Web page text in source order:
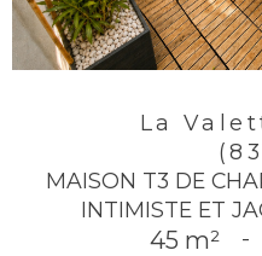
La
MAISON T3 DE
INTIMISTE ET
45 m² -